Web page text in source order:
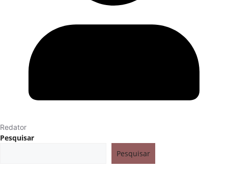
Redator
Pesquisar
Pesquisar